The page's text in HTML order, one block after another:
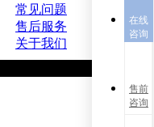
常见问题
售后服务
关于我们
在线
咨询
售前
咨询